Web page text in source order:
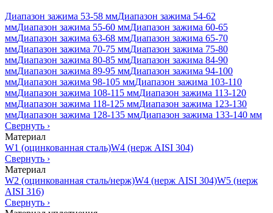
Диапазон зажима 53-58 ммДиапазон зажима 54-62
ммДиапазон зажима 55-60 ммДиапазон зажима 60-65
ммДиапазон зажима 63-68 ммДиапазон зажима 65-70
ммДиапазон зажима 70-75 ммДиапазон зажима 75-80
ммДиапазон зажима 80-85 ммДиапазон зажима 84-90
ммДиапазон зажима 89-95 ммДиапазон зажима 94-100
ммДиапазон зажима 98-105 ммДиапазон зажима 103-110
ммДиапазон зажима 108-115 ммДиапазон зажима 113-120
ммДиапазон зажима 118-125 ммДиапазон зажима 123-130
ммДиапазон зажима 128-135 ммДиапазон зажима 133-140 мм
Свернуть ›
Материал
W1 (оцинкованная сталь)W4 (нерж AISI 304)
Свернуть ›
Материал
W2 (оцинкованная сталь/нерж)W4 (нерж AISI 304)W5 (нерж
AISI 316)
Свернуть ›